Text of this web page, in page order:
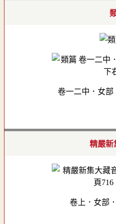
卷一二中．女部
精嚴新
卷上．女部